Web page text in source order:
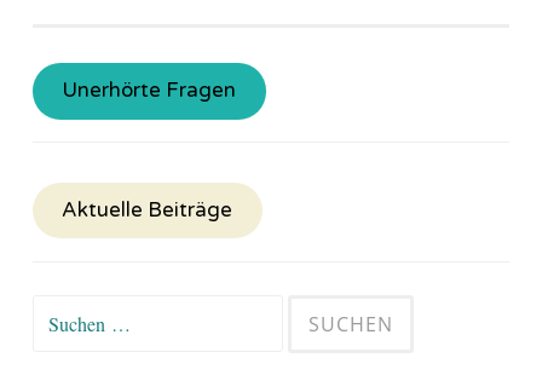
Unerhörte Fragen
Aktuelle Beiträge
Suchen